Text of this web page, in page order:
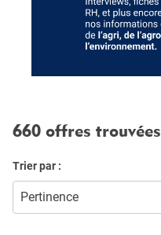
660 offres trouvées
Trier par :
Pertinence